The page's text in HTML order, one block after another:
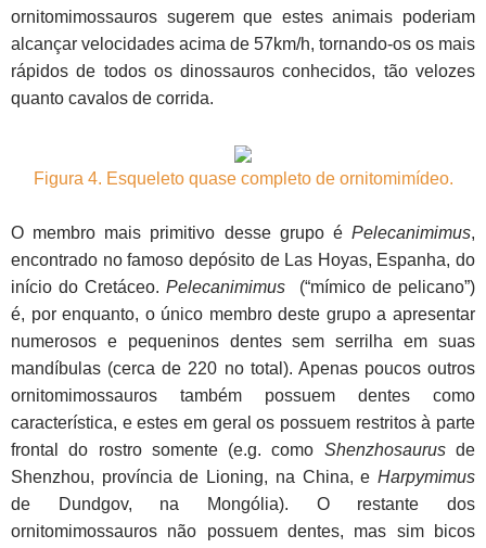
ornitomimossauros sugerem que estes animais poderiam
alcançar velocidades acima de 57km/h, tornando-os os mais
rápidos de todos os dinossauros conhecidos, tão velozes
quanto cavalos de corrida.
Figura 4. Esqueleto quase completo de ornitomimídeo.
O membro mais primitivo desse grupo é Pelecanimimus,
encontrado no famoso depósito de Las Hoyas, Espanha, do
início do Cretáceo.Pelecanimimus
(“mímico de pelicano”)
é, por enquanto, o único membro deste grupo a apresentar
numerosos e pequeninos dentes sem serrilha em suas
mandíbulas (cerca de 220 no total). Apenas poucos outros
ornitomimossauros também possuem dentes como
característica, e estes em geral os possuem restritos à parte
frontal do rostro somente (e.g. como Shenzhosaurusde
Shenzhou, província de Lioning, na China, e Harpymimus
de Dundgov, na Mongólia). O restante dos
ornitomimossauros não possuem dentes, mas sim bicos